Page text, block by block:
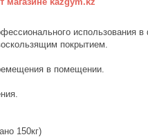
использования
покрытием.
в помещении.
150кг)